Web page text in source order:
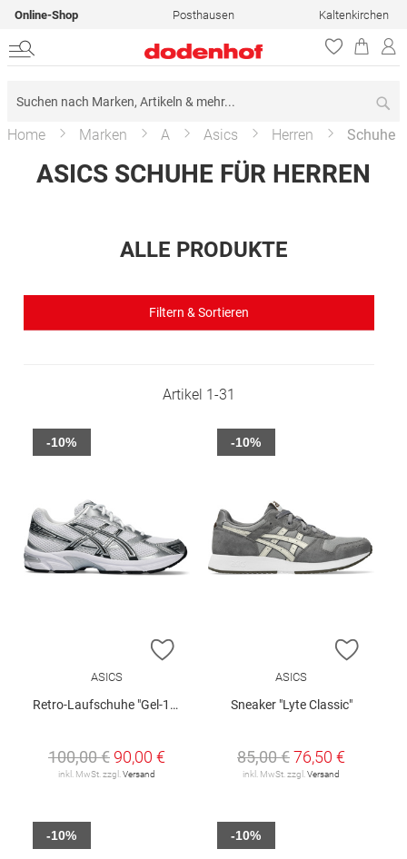
Online-Shop Posthausen Kaltenkirchen
Home Marken A Asics Herren Schuhe
ASICS SCHUHE FÜR HERREN
ALLE PRODUKTE
Filtern & Sortieren
Artikel 1-31
ZUR WUNSCHLISTE HINZUFÜGEN
ASICS
Retro-Laufschuhe "Gel-1130"
100,00 € 90,00 €
inkl. MwSt. zzgl. Versand
-10%
ZUR
ASICS
Sneaker "Lyte Classic"
85,00 €76,50 €
inkl. MwSt. zzgl. Versand
-10%
-10% -10%